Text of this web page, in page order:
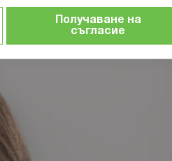
в
Получаване на
съгласие